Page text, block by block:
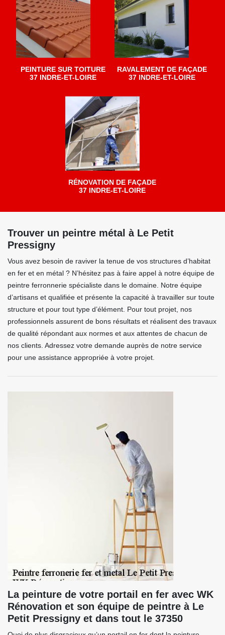
PEINTURE SUR TOITURE
37 INDRE-ET-LOIRE
RAVALEMENT DE FAÇADE
37 INDRE-ET-LOIRE
RÉNOVATION DE FAÇADE
37 INDRE-ET-LOIRE
Trouver un peintre métal à Le Petit
Pressigny
Vous avez besoin de raviver la tenue de vos structures d’habitat
en fer et en métal ? N’hésitez pas à faire appel à notre équipe de
peintre ferronnerie spécialiste dans le domaine. Notre équipe
d’artisans et qualifiée et présente la capacité à travailler sur toute
structure et pour tout type d’élément. Pour tout projet, nos
professionnels assurent de bons résultats et réalisent des travaux
de qualité répondant aux normes et aux attentes de chacun de
nos clients. Adressez votre demande auprès de notre service
pour une assistance appropriée à votre projet.
La peinture de votre portail en fer avec WK
Rénovation et son équipe de peintre à Le
Petit Pressigny et dans tout le 37350